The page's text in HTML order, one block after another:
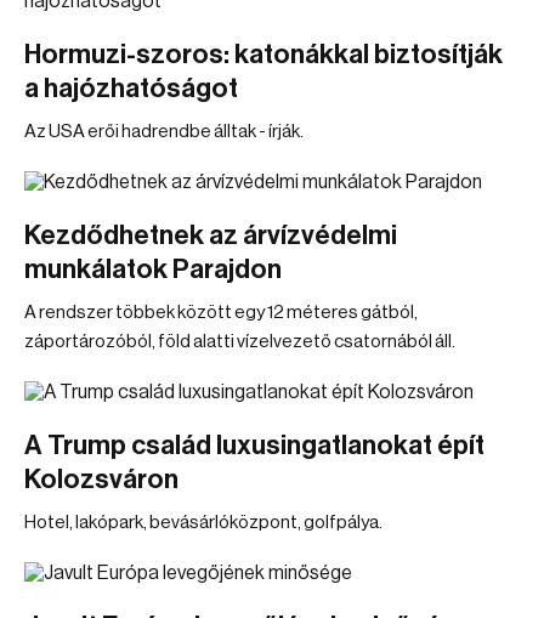
Hormuzi-szoros: katonákkal biztosítják
a hajózhatóságot
Az USA erői hadrendbe álltak - írják.
Kezdődhetnek az árvízvédelmi
munkálatok Parajdon
A rendszer többek között egy 12 méteres gátból,
záportározóból, föld alatti vízelvezető csatornából áll.
A Trump család luxusingatlanokat épít
Kolozsváron
Hotel, lakópark, bevásárlóközpont, golfpálya.